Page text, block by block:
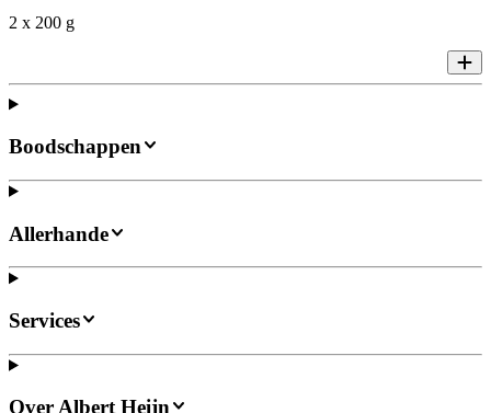
2 x 200 g
Boodschappen
Allerhande
Services
Over Albert Heijn